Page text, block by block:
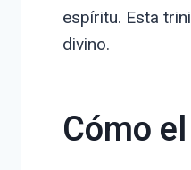
espíritu. Esta
divino.
Cómo